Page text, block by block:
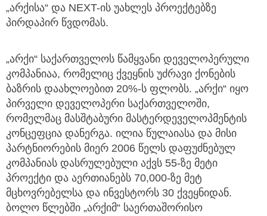
„არქისა“ და NEXT-ის უახლეს პროექტებზე
პირდაპირ წვდომას.
„არქი“ საქართველოს წამყვანი დეველოპერული
კომპანიაა, რომელიც ქვეყნის უძრავი ქონების
ბაზრის დაახლოებით 20%-ს ფლობს. „არქი“ იყო
პირველი დეველოპერი საქართველოში,
რომელმაც მასშტაბური მასტერდეველოპმენტის
კონცეფცია დანერგა. ილია წულაიასა და მისი
პარტნიორების მიერ 2006 წელს დაფუძნებულ
კომპანიას დასრულებული აქვს 55-ზე მეტი
პროექტი და აერთიანებს 70,000-ზე მეტ
მცხოვრებელსა და ინვესტორს 30 ქვეყნიდან.
ბოლო წლებში „არქიმ“ საერთაშორისო